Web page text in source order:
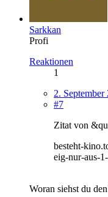
Sarkkan
Profi
Reaktionen
1
2. September
#7
Zitat von
besteht-
eig-nur-aus-
Woran siehst du